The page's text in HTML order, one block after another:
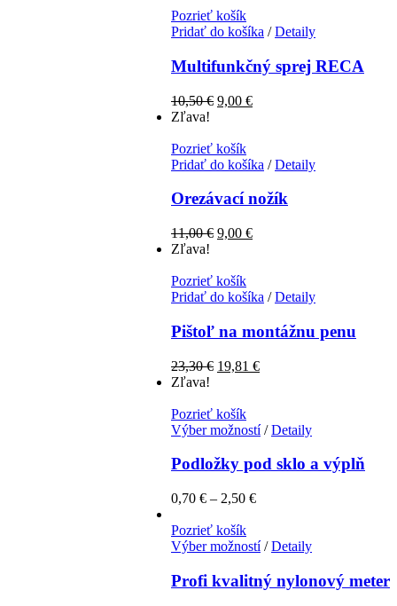
Pozrieť košík
Pridať do košíka / Detaily
Multifunkčný sprej RECA
10,50€ 9,00 €
Zľava!
Pozrieť košík
Pridať do košíka / Detaily
Orezávací nožík
11,00€ 9,00 €
Zľava!
Pozrieť košík
Pridať do košíka / Detaily
Pištoľ na montážnu penu
23,30€ 19,81 €
Zľava!
Pozrieť košík
Výber možností/ Detaily
Podložky pod sklo a výplň
0,70 € – 2,50 €
Pozrieť košík
Výber možností/ Detaily
Profi kvalitný nylonový meter